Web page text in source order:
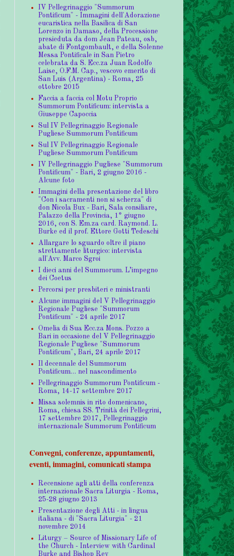
IV Pellegrinaggio "Summorum
Pontificum" - Immagini dell'Adorazione
eucaristica nella Basilica di San
Lorenzo in Damaso, della Processione
presieduta da dom Jean Pateau, osb,
abate di Fontgombault, e della Solenne
Messa Pontificale in San Pietro
celebrata da S. Ecc.za Juan Rodolfo
Laise, O.F.M. Cap., vescovo emerito di
San Luis (Argentina) - Roma, 25
ottobre 2015
Faccia a faccia col Motu Proprio
Summorum Pontificum: intervista a
Giuseppe Capoccia
Sul IV Pellegrinaggio Regionale
Pugliese Summorum Pontificum
Sul IV Pellegrinaggio Regionale
Pugliese Summorum Pontificum
IV Pellegrinaggio Pugliese "Summorum
Pontificum" - Bari, 2 giugno 2016 -
Alcune foto
Immagini della presentazione del libro
"Con i sacramenti non si scherza" di
don Nicola Bux - Bari, Sala consiliare,
Palazzo della Provincia, 1° giugno
2016, con S. Em.za card. Raymond. L.
Burke ed il prof. Ettore Gotti Tedeschi
Allargare lo sguardo oltre il piano
strettamente liturgico: intervista
all'Avv. Marco Sgroi
I dieci anni del Summorum. L’impegno
dei Coetus
Percorsi per presbiteri e ministranti
Alcune immagini del V Pellegrinaggio
Regionale Pugliese "Summorum
Pontificum" - 24 aprile 2017
Omelia di Sua Ecc.za Mons. Pozzo a
Bari in occasione del V Pellegrinaggio
Regionale Pugliese "Summorum
Pontificum", Bari, 24 aprile 2017
Il decennale del Summorum
Pontificum… nel nascondimento
Pellegrinaggio Summorum Pontificum -
Roma, 14-17 settembre 2017
Missa solemnis in rito domenicano,
Roma, chiesa SS. Trinità dei Pellegrini,
17 settembre 2017, Pellegrinaggio
internazionale Summorum Pontificum
Convegni, conferenze, appuntamenti,
eventi, immagini, comunicati stampa
Recensione agli atti della conferenza
internazionale Sacra Liturgia - Roma,
25-28 giugno 2013
Presentazione degli Atti - in lingua
italiana - di "Sacra Liturgia" - 21
novembre 2014
Liturgy – Source of Missionary Life of
the Church - Interview with Cardinal
Burke and Bishop Rey